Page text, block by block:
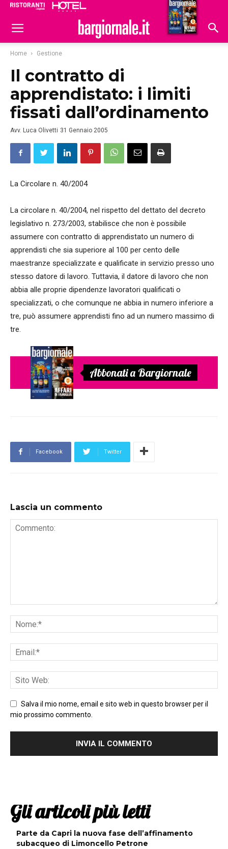
Hoteldomani
Home Gestione
Il contratto di
apprendistato: i limiti
fissati dall’ordinamento
Avv. Luca Olivetti 31 Gennaio 2005
La Circolare n. 40/2004
La circolare n. 40/2004, nel rispetto del dettato del decreto
legislativo n. 273/2003, stabilisce che non è possibile
assumere con contratto di apprendistato un numero di
apprendisti che sia superiore al 100 per cento delle
maestranze specializzate e qualificate in servizio presso uno
stesso datore di lavoro. Tuttavia, il datore di lavoro che non
abbia alle proprie dipendenze lavoratori qualificati o
specializzati, o che comunque ne abbia in numero inferiore a
tre, può assumere apprendisti fino ad un numero massimo di
tre.
Abbonati a Bargiornale
Facebook Twitter
Lascia un commento
Salva il mio nome, email e sito web in questo browser per il
mio prossimo commento.
Gli articoli più letti
Parte da Capri la nuova fase dell’affinamento
subacqueo di Limoncello Petrone